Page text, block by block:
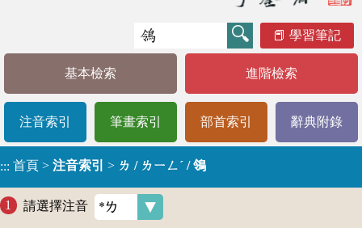
學習筆記
基本檢索 進階檢索
注音索引 筆畫索引 部首索引 辭典附錄
::: 首頁 > 注音索引 > ㄌ / ㄌㄧㄥˊ / 鴒
請選擇注音